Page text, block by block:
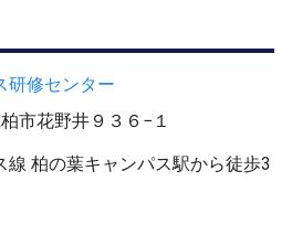
せん
してもらえるのがピックルボー
る方
好、飲み物、タオル、着替え等
研修センター
市花野井９３６−１
線 柏の葉キャンパス駅から徒歩3